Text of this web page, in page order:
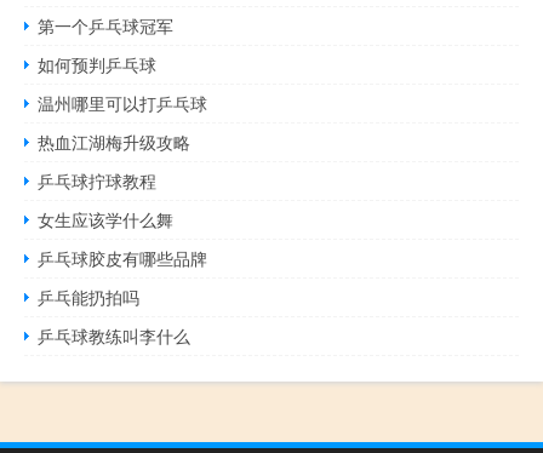
第一个乒乓球冠军
如何预判乒乓球
温州哪里可以打乒乓球
热血江湖梅升级攻略
乒乓球拧球教程
女生应该学什么舞
乒乓球胶皮有哪些品牌
乒乓能扔拍吗
乒乓球教练叫李什么